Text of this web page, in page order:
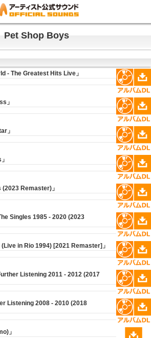
Pet Shop Boys
- The Greatest Hits Live」
」
」
(2023 Remaster)」
Singles 1985 ‐ 2020 (2023
(Live in Rio 1994) [2021 Remaster]」
Listening 2011 - 2012 (2017
Listening 2008 - 2010 (2018
」